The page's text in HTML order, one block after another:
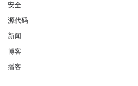
安全
源代码
新闻
博客
播客